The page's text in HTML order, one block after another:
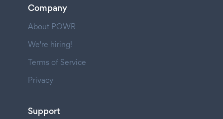
Company
About POWR
We're hiring!
Terms of Service
Privacy
Support